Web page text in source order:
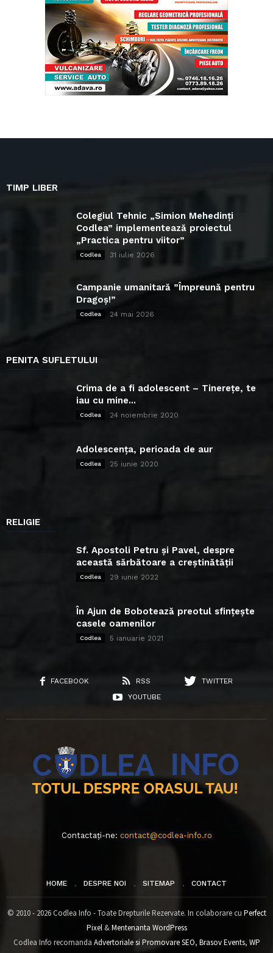
TIMP LIBER
Colegiul Tehnic „Simion Mehedinți
Codlea” implementează proiectul
„Practica pentru viitor”
Codlea 31 iulie 2026
Campanie umanitară ”Împreună pentru
Dragoș!”
Codlea 24 mai 2026
PENITA SUFLETULUI
Crima de a fi adolescent – Tinerețe, te
iau cu mine...
Codlea 24 noiembrie 2020
Adolescența, perioada de aur
Codlea 25 iunie 2020
RELIGIE
Sf. Apostoli Petru și Pavel, despre
această sărbătoare a creștinătății
Codlea 29 iunie 2022
În Ajun de Bobotează preotul sfințește
casele oamenilor
Codlea 5 ianuarie 2021
FACEBOOK RSS
TWITTER
YOUTUBE
Contactați-ne: contact@codlea-info.ro
HOME DESPRE NOI SITEMAP CONTACT
© 2010 - 2026 Codlea Info - Toate Drepturile Rezervate. In colaborare cu Perfect
Pixel&Mentenanta WordPress
Codlea Info recomanda Advertoriale si Promovare SEO, Brasov Events, WP